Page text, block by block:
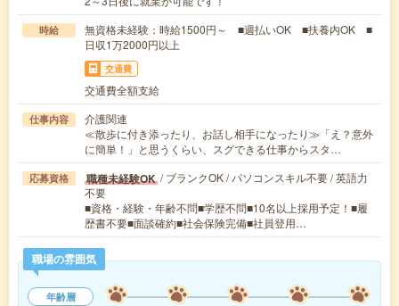
時給
無資格未経験：時給1500円～ ■週払いOK ■扶養内OK ■
日収1万2000円以上
交通費
交通費全額支給
仕事内容
介護関連
≪散歩に付き添ったり、お話し相手になったり≫「え？意外
に簡単！」と思うくらい、スグできる仕事からスタ…
応募資格 職種未経験OK / ブランクOK / パソコンスキル不要 / 英語力
不要
■資格・経験・年齢不問■学歴不問■10名以上採用予定！■履
歴書不要■面談確約■社会保険完備■社員登用…
職場の雰囲気
年齢層